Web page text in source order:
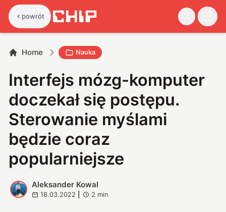
powrót
Home Nauka
Interfejs mózg-komputer
doczekał się postępu.
Sterowanie myślami
będzie coraz
popularniejsze
A
Aleksander Kowal
18.03.2022 2 min